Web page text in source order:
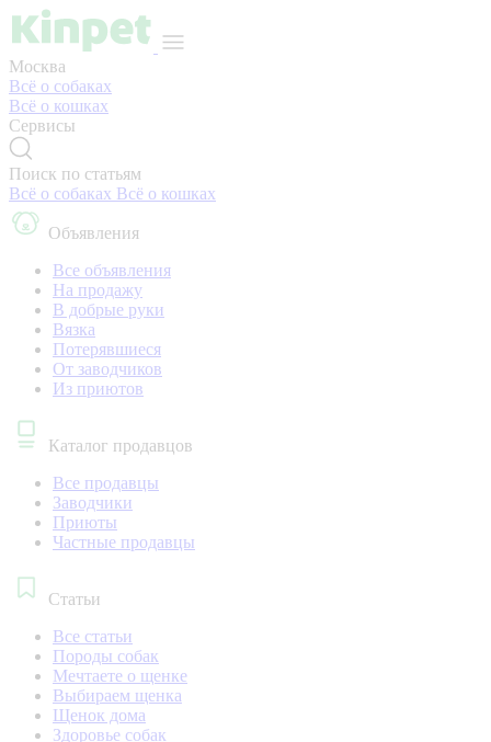
Москва
Всё о собаках
Всё о кошках
Сервисы
Поиск по статьям
Всё о собаках Всё о кошках
Объявления
Все объявления
На продажу
В добрые руки
Вязка
Потерявшиеся
От заводчиков
Из приютов
Каталог продавцов
Все продавцы
Заводчики
Приюты
Частные продавцы
Статьи
Все статьи
Породы собак
Мечтаете о щенке
Выбираем щенка
Щенок дома
Здоровье собак